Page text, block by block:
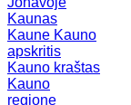
Kaunas
Kaune Kauno
apskritis
Kauno kraštas
Kauno
regione